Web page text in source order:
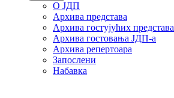
О ЈДП
Архива представа
Архива гостујућих представа
Архива гостовања ЈДП-а
Архива репертоара
Запослени
Набавка